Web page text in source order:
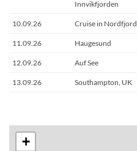
Innvikfjorden
10.09.26 Cruise in Nordfjord
11.09.26 Haugesund
12.09.26 Auf See
13.09.26 Southampton, UK
+